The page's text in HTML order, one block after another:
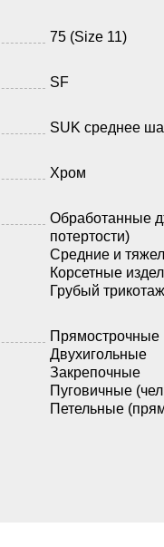
75 (Size 11)
SF
SUK среднее
Хром
Обработанные
потертости)
Средние и
Корсетные
Грубый трикотаж
Прямострочные
Двухигольные
Закрепочные
Пуговичные
Петельные